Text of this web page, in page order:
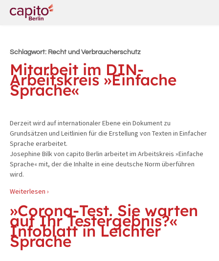
Schlagwort: Recht und Verbraucherschutz
Mitarbeit im DIN-
Arbeitskreis »Einfache
Sprache«
Derzeit wird auf internationaler Ebene ein Dokument zu
Grundsätzen und Leitlinien für die Erstellung von Texten in Einfacher
Sprache erarbeitet.
Josephine Bilk von capito Berlin arbeitet im Arbeitskreis »Einfache
Sprache« mit, der die Inhalte in eine deutsche Norm überführen
wird.
Weiterlesen ›
»Corona-Test. Sie warten
auf Ihr Testergebnis?«
Infoblatt in Leichter
Sprache